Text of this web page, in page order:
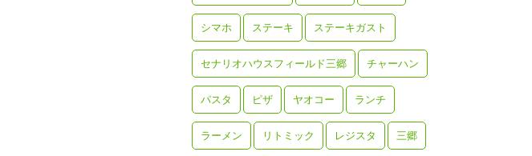
シマホ ステーキ ステーキガスト
セナリオハウスフィールド三郷 チャーハン
パスタ ピザ ヤオコー ランチ
ラーメン リトミック レジスタ 三郷